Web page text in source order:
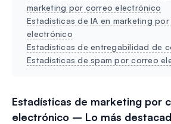
marketing por correo electrónico
Estadísticas de IA en marketing
electrónico
Estadísticas de entregabilidad de
Estadísticas de spam por correo
Estadísticas de marketing por
electrónico – Lo más